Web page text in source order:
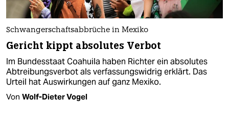
Schwangerschaftsabbrüche in Mexiko
Gericht kippt absolutes Verbot
Im Bundesstaat Coahuila haben Rich­te­r ein absolutes
Abtreibungsverbot als verfassungswidrig erklärt. Das
Urteil hat Auswirkungen auf ganz Mexiko.
Von Wolf-Dieter Vogel